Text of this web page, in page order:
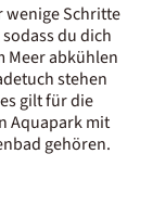
wenige Schritte
du dich
Meer abkühlen
stehen
gilt für die
Aquapark mit
gehören.